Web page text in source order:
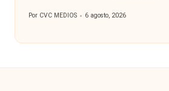
Publicado
Por CVC MEDIOS 6 agosto, 2026